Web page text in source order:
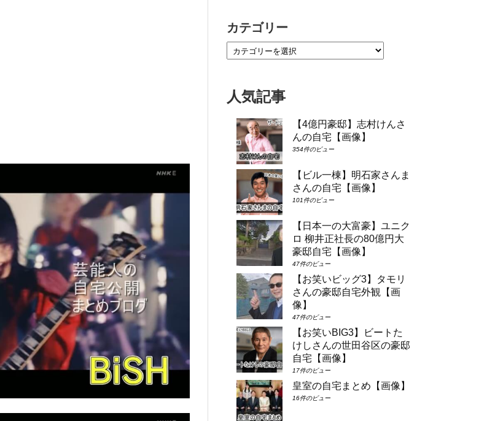
カテゴリー
人気記事
【4億円豪邸】志村けんさ
んの自宅【画像】
354件のビュー
【ビル一棟】明石家さんま
さんの自宅【画像】
101件のビュー
【日本一の大富豪】ユニク
ロ 柳井正社長の80億円大
豪邸自宅【画像】
47件のビュー
【お笑いビッグ3】タモリ
さんの豪邸自宅外観【画
像】
47件のビュー
【お笑いBIG3】ビートた
けしさんの世田谷区の豪邸
自宅【画像】
17件のビュー
皇室の自宅まとめ【画像】
16件のビュー